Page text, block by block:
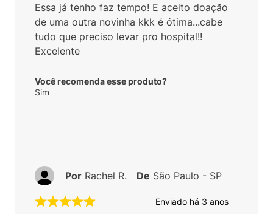
Essa já tenho faz tempo! E aceito doação
de uma outra novinha kkk é ótima...cabe
tudo que preciso levar pro hospital!!
Excelente
Você recomenda esse produto?
Sim
Enviado há 3 anos
Por Rachel R. De São Paulo - SP